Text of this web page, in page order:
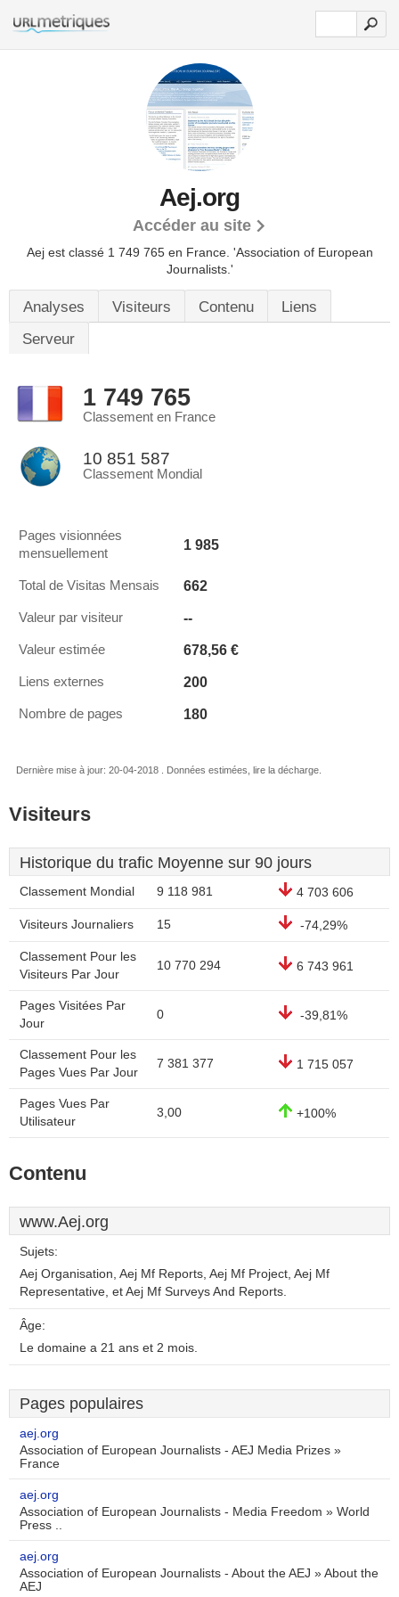
Aej.org
Accéder au site
Aej est classé 1 749 765 en France. 'Association of European
Journalists.'
Analyses Visiteurs Contenu
Liens
Serveur
1 749 765
Classement en France
10 851 587
Classement Mondial
Pages visionnées
mensuellement
1 985
Total de Visitas Mensais 662
Valeur par visiteur --
Valeur estimée 678,56 €
Liens externes 200
Nombre de pages 180
Dernière mise à jour: 20-04-2018 . Données estimées, lire la décharge.
Visiteurs
Historique du trafic Moyenne sur 90 jours
Classement Mondial 9 118 981 4 703 606
Visiteurs Journaliers 15 -74,29%
Classement Pour les
Visiteurs Par Jour
10 770 294 6 743 961
Pages Visitées Par
Jour
0 -39,81%
Classement Pour les
Pages Vues Par Jour
7 381 377 1 715 057
Pages Vues Par
Utilisateur
3,00 +100%
Contenu
www.Aej.org
Sujets:
Aej Organisation, Aej Mf Reports, Aej Mf Project, Aej Mf
Representative, et Aej Mf Surveys And Reports.
Âge:
Le domaine a 21 ans et 2 mois.
Pages populaires
aej.org
Association of European Journalists - AEJ Media Prizes »
France
aej.org
Association of European Journalists - Media Freedom » World
Press ..
aej.org
Association of European Journalists - About the AEJ » About the
AEJ